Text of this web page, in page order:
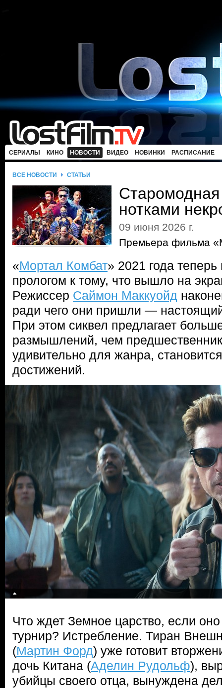
СЕРИАЛЫ КИНО НОВОСТИ ВИДЕО НОВИНКИ РАСПИСАНИЕ
ВСЕ НОВОСТИ СТАТЬИ
нотками
09 июня 2026 г.
Премьера фильма
«Мортал Комбат» 2021 года
прологом к тому, что вышло на
Режиссер Саймон Маккуойд
ради чего они пришли —
При этом сиквел предлагает
размышлений, чем
удивительно для жанра,
достижений.
Что ждет Земное царство, если
турнир? Истребление. Тиран
(Мартин Форд) уже готовит
дочь Китана (Аделин Рудольф),
убийцы своего отца, вынуждена